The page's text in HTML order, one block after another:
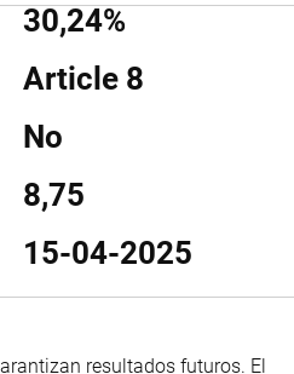
30,24%
Article 8
No
8,75
15-04-2025
resultados futuros. El